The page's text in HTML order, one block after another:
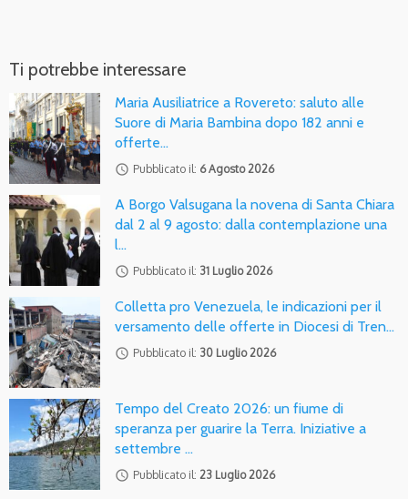
Ti potrebbe interessare
Maria Ausiliatrice a Rovereto: saluto alle
Suore di Maria Bambina dopo 182 anni e
offerte…
access_time Pubblicato il: 6 Agosto 2026
A Borgo Valsugana la novena di Santa Chiara
dal 2 al 9 agosto: dalla contemplazione una
l…
access_time Pubblicato il: 31 Luglio 2026
Colletta pro Venezuela, le indicazioni per il
versamento delle offerte in Diocesi di Tren…
access_time Pubblicato il: 30 Luglio 2026
Tempo del Creato 2026: un fiume di
speranza per guarire la Terra. Iniziative a
settembre …
access_time Pubblicato il: 23 Luglio 2026